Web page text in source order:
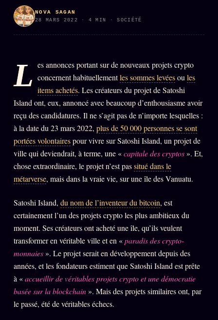
PRÉDICTIONS
Chat Oracle
Oracle z/S
Oracle Analyse
24€
Oracle Éclair
Oracle Couples
Oracle Famille
Oracle Parfum
Oracle Anniversaire
Oracle Carte du Jour
Oracle Algorithme
Audit Social
LIVRES
NOVA SAGAN
28 MARS 2022 · 4 MIN · SOCIÉTÉ
L es annonces portant sur de nouveaux projets crypto
concernent habituellementles sommes levéesoules
items achetés. Les créateurs du projet de Satoshi
Island ont, eux, annoncé avec beaucoup d’enthousiasme avoir
reçu des candidatures. Il ne s’agit pas de n’importe lesquelles :
à la date du 23 mars 2022, plus de 50 000 personnes se sont
portées volontairespour vivre sur Satoshi Island, un projet de
ville qui deviendrait, à terme, une «capitale des cryptos». Et,
chose extraordinaire, le projet n’est passitué dans le
métarverse, mais dans la vraie vie, sur une île des Vanuatu.
Satoshi Island, du nom de l’inventeur du bitcoin, est
certainement l’un des projets crypto les plus ambitieux du
moment. Ses créateurs ont acheté une île, qu’ils veulent
transformer en véritable ville et en «paradis des crypto-
monnaies». Le projet serait en développement depuis des
années, et les fondateurs estiment que Satoshi Island est prête
à «accueillir de véritables projets crypto et une démocratie
basée sur la blockchain». Mais des projets similaires ont, par
le passé, été de véritables échecs.